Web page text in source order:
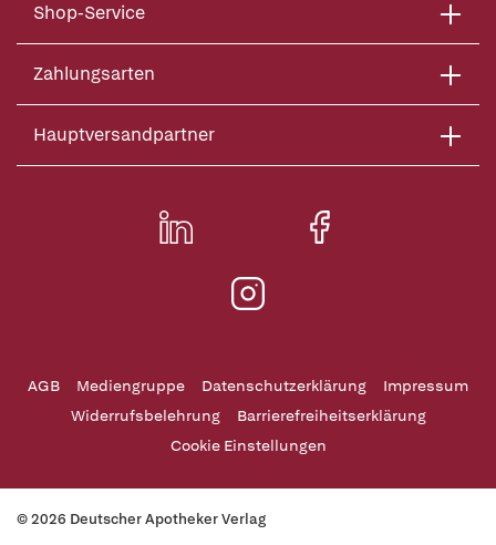
Shop-Service
Zahlungsarten
Hauptversandpartner
AGB Mediengruppe Datenschutzerklärung
Impressum
Widerrufsbelehrung
Barrierefreiheitserklärung
Cookie Einstellungen
© 2026 Deutscher Apotheker Verlag